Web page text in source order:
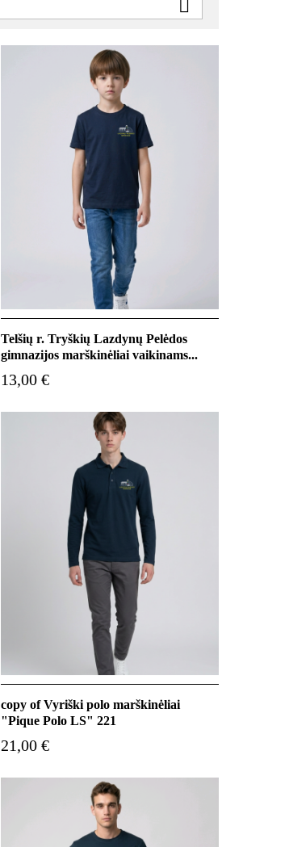

Telšių r. Tryškių Lazdynų Pelėdos
gimnazijos marškinėliai vaikinams...
13,00 €
copy of Vyriški polo marškinėliai
"Pique Polo LS" 221
21,00 €